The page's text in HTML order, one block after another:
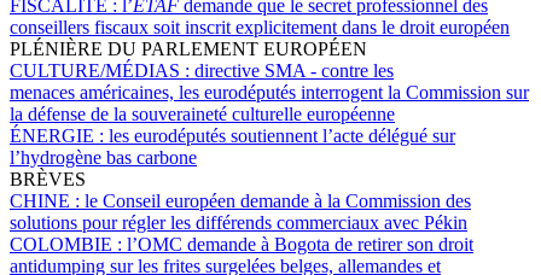
FISCALITÉ : l’ETAF demande que le secret professionnel des
conseillers fiscaux soit inscrit explicitement dans le droit européen
PLÉNIÈRE DU PARLEMENT EUROPÉEN
CULTURE/MÉDIAS : directive SMA - contre les
menaces américaines, les eurodéputés interrogent la Commission sur
la défense de la souveraineté culturelle européenne
ÉNERGIE : les eurodéputés soutiennent l’acte délégué sur
l’hydrogène bas carbone
BRÈVES
CHINE : le Conseil européen demande à la Commission des
solutions pour régler les différends commerciaux avec Pékin
COLOMBIE : l’OMC demande à Bogota de retirer son droit
antidumping sur les frites surgelées belges, allemandes et